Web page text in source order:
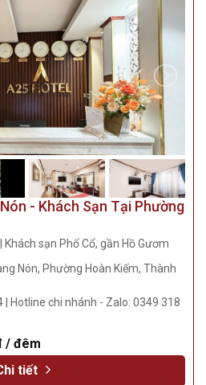
- Khách Sạn Tại Phường
sạn Phố Cổ, gần Hồ Gươm
Nón, Phường Hoàn Kiếm, Thành
| Hotline chi nhánh - Zalo: 0349 318
/ đêm
tiết